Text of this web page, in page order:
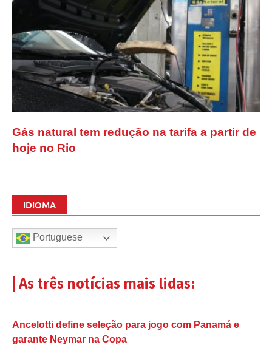
Gás natural tem redução na tarifa a partir de
hoje no Rio
IDIOMA
Portuguese
| As três notícias mais lidas:
Ancelotti define seleção para jogo com Panamá e
garante Neymar na Copa